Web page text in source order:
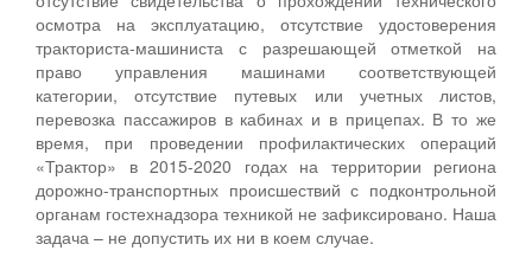
осмотра на эксплуатацию, отсутствие удостоверения
тракториста-машиниста с разрешающей отметкой на
право управления машинами соответствующей
категории, отсутствие путевых или учетных листов,
перевозка пассажиров в кабинах и в прицепах. В то же
время, при проведении профилактических операций
«Трактор» в 2015-2020 годах на территории региона
дорожно-транспортных происшествий с подконтрольной
органам гостехнадзора техникой не зафиксировано. Наша
задача – не допустить их ни в коем случае.